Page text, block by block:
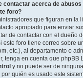
contactar acerca de
foro?
que figuran en la
apropiado para enviar
de contactar con el dueño
este foro tiene correo sobre
etc.), al departamento o
tenga en cuenta que phpBB
y no puede ser de
quién es usado este